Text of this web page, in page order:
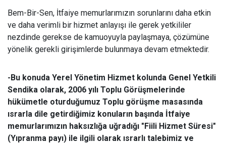
Bem-Bir-Sen, İtfaiye memurlarımızın sorunlarını daha etkin
ve daha verimli bir hizmet anlayışı ile gerek yetkililer
nezdinde gerekse de kamuoyuyla paylaşmaya, çözümüne
yönelik gerekli girişimlerde bulunmaya devam etmektedir.
-Bu konuda Yerel Yönetim Hizmet kolunda Genel Yetkili
Sendika olarak, 2006 yılı Toplu Görüşmelerinde
hükümetle oturduğumuz Toplu görüşme masasında
ısrarla dile getirdiğimiz konuların başında İtfaiye
memurlarımızın haksızlığa uğradığı "Fiili Hizmet Süresi"
(Yıpranma payı) ile ilgili olarak ısrarlı talebimiz ve